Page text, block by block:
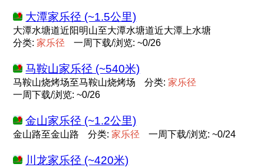
大潭家乐径 (~1.5公里)
大潭水塘道近阳明山至大潭水塘道近大潭上水塘
分类:家乐径 一周下载/浏览: ~0/26
马鞍山家乐径 (~540米)
马鞍山烧烤场至马鞍山烧烤场 分类:家乐径
一周下载/浏览: ~0/26
金山家乐径 (~1.2公里)
金山路至金山路 分类:家乐径 一周下载/浏览: ~0/24
川龙家乐径 (~420米)